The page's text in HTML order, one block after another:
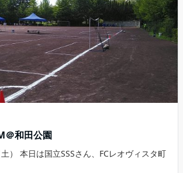
＠和田公園
） 本日は国立SSSさん、FCレオヴィスタ町